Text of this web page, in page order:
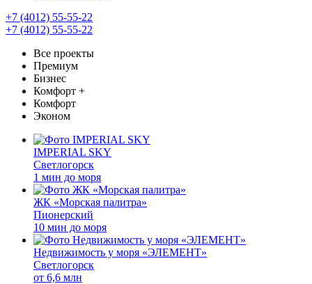
+7 (4012) 55-55-22
+7 (4012) 55-55-22
Все проекты
Премиум
Бизнес
Комфорт +
Комфорт
Эконом
IMPERIAL SKY
Светлогорск
1 мин до моря
ЖК «Морская палитра»
Пионерский
10 мин до моря
Недвижимость у моря «ЭЛЕМЕНТ»
Светлогорск
от 6,6 млн